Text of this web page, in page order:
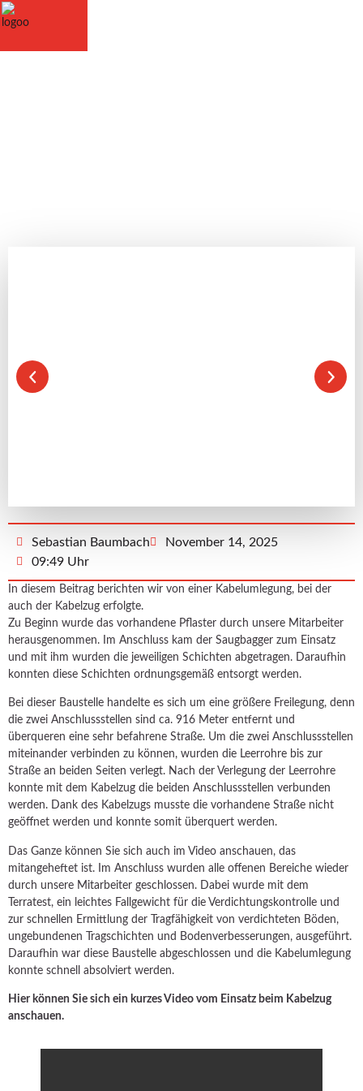
Sebastian Baumbach
November 14, 2025
09:49 Uhr
In diesem Beitrag berichten wir von einer Kabelumlegung, bei der
auch der Kabelzug erfolgte.
Zu Beginn wurde das vorhandene Pflaster durch unsere Mitarbeiter
herausgenommen. Im Anschluss kam der Saugbagger zum Einsatz
und mit ihm wurden die jeweiligen Schichten abgetragen. Daraufhin
konnten diese Schichten ordnungsgemäß entsorgt werden.
Bei dieser Baustelle handelte es sich um eine größere Freilegung, denn
die zwei Anschlussstellen sind ca. 916 Meter entfernt und
überqueren eine sehr befahrene Straße. Um die zwei Anschlussstellen
miteinander verbinden zu können, wurden die Leerrohre bis zur
Straße an beiden Seiten verlegt. Nach der Verlegung der Leerrohre
konnte mit dem Kabelzug die beiden Anschlussstellen verbunden
werden. Dank des Kabelzugs musste die vorhandene Straße nicht
geöffnet werden und konnte somit überquert werden.
Das Ganze können Sie sich auch im Video anschauen, das
mitangeheftet ist. Im Anschluss wurden alle offenen Bereiche wieder
durch unsere Mitarbeiter geschlossen. Dabei wurde mit dem
Terratest, ein leichtes Fallgewicht für die Verdichtungskontrolle und
zur schnellen Ermittlung der Tragfähigkeit von verdichteten Böden,
ungebundenen Tragschichten und Bodenverbesserungen, ausgeführt.
Daraufhin war diese Baustelle abgeschlossen und die Kabelumlegung
konnte schnell absolviert werden.
Hier können Sie sich ein kurzes Video vom Einsatz beim Kabelzug
anschauen.